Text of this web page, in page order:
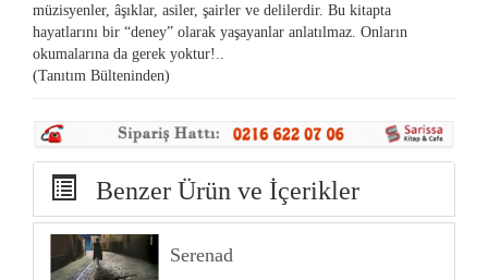
müzisyenler, âşıklar, asiler, şairler ve delilerdir. Bu kitapta
hayatlarını bir “deney” olarak yaşayanlar anlatılmaz. Onların
okumalarına da gerek yoktur!..
(Tanıtım Bülteninden)
Benzer Ürün ve İçerikler
Serenad